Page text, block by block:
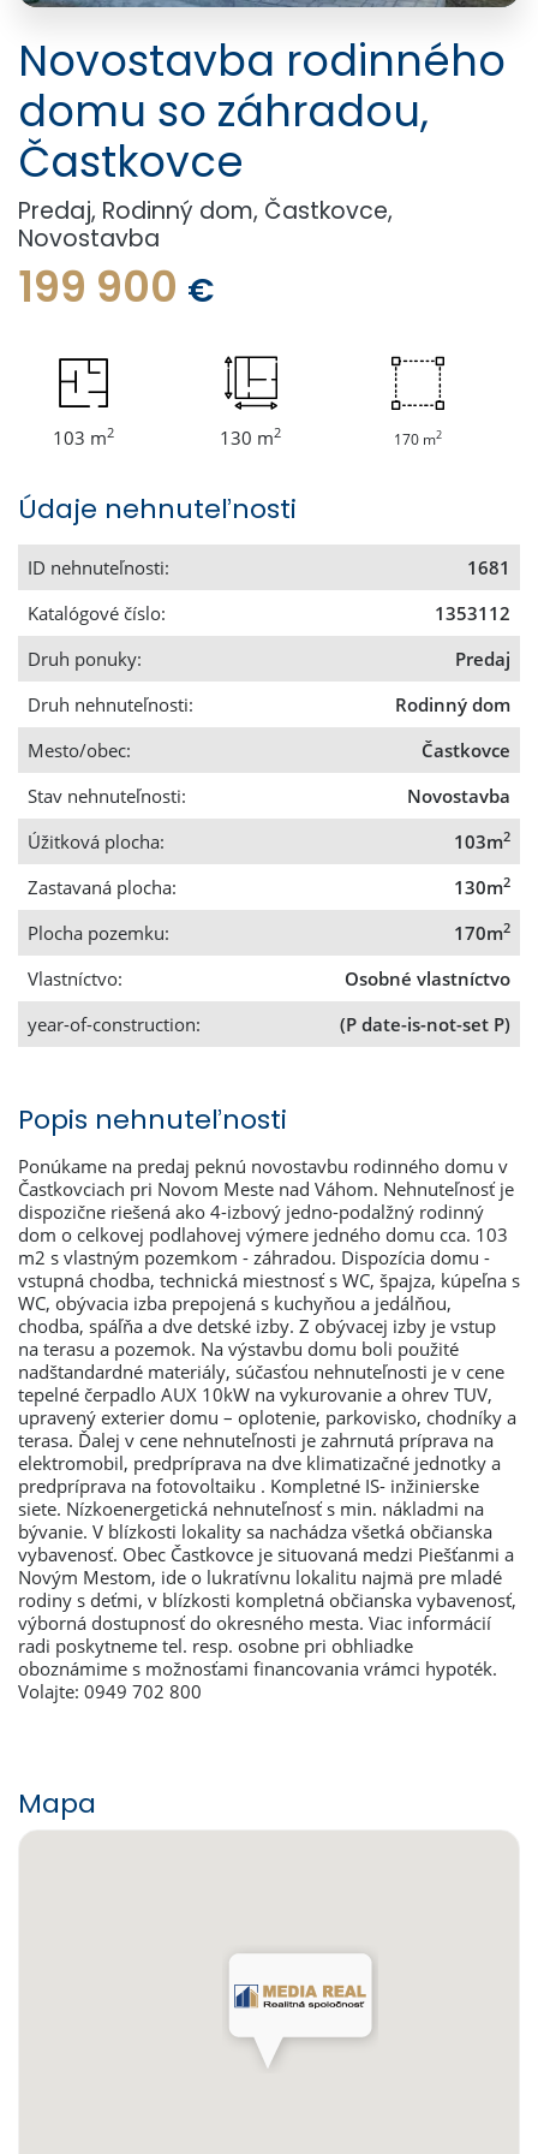
Novostavba rodinného
domu so záhradou,
Častkovce
Predaj, Rodinný dom, Častkovce,
Novostavba
199 900 €
103 m2 130 m2 170 m2
Údaje nehnuteľnosti
ID nehnuteľnosti:
1681
Katalógové číslo:
1353112
Druh ponuky:
Predaj
Druh nehnuteľnosti:
Rodinný dom
Mesto/obec:
Častkovce
Stav nehnuteľnosti:
Novostavba
Úžitková plocha:
103m2
Zastavaná plocha: 130m2
Plocha pozemku: 170m2
Vlastníctvo:
Osobné vlastníctvo
year-of-construction:
(P date-is-not-set P)
Popis nehnuteľnosti
Ponúkame na predaj peknú novostavbu rodinného domu v
Častkovciach pri Novom Meste nad Váhom. Nehnuteľnosť je
dispozične riešená ako 4-izbový jedno-podalžný rodinný
dom o celkovej podlahovej výmere jedného domu cca. 103
m2 s vlastným pozemkom - záhradou. Dispozícia domu -
vstupná chodba, technická miestnosť s WC, špajza, kúpeľna s
WC, obývacia izba prepojená s kuchyňou a jedálňou,
chodba, spáľňa a dve detské izby. Z obývacej izby je vstup
na terasu a pozemok. Na výstavbu domu boli použité
nadštandardné materiály, súčasťou nehnuteľnosti je v cene
tepelné čerpadlo AUX 10kW na vykurovanie a ohrev TUV,
upravený exterier domu – oplotenie, parkovisko, chodníky a
terasa. Ďalej v cene nehnuteľnosti je zahrnutá príprava na
elektromobil, predpríprava na dve klimatizačné jednotky a
predpríprava na fotovoltaiku . Kompletné IS- inžinierske
siete. Nízkoenergetická nehnuteľnosť s min. nákladmi na
bývanie. V blízkosti lokality sa nachádza všetká občianska
vybavenosť. Obec Častkovce je situovaná medzi Piešťanmi a
Novým Mestom, ide o lukratívnu lokalitu najmä pre mladé
rodiny s deťmi, v blízkosti kompletná občianska vybavenosť,
výborná dostupnosť do okresného mesta. Viac informácií
radi poskytneme tel. resp. osobne pri obhliadke
oboznámime s možnosťami financovania vrámci hypoték.
Volajte: 0949 702 800
Mapa